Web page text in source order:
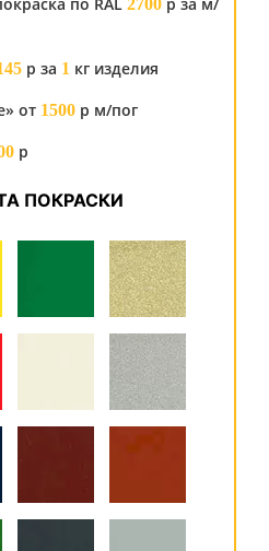
2700
р за 1 кг изделия
от 1500 р м/пог
р
ПОКРАСКИ